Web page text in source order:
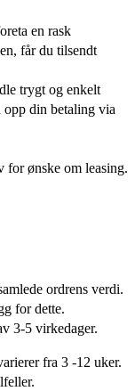
en rask
får du tilsendt
trygt og enkelt
opp din betaling via
for ønske om leasing.
ordrens verdi.
for dette.
3-5 virkedager.
fra 3 -12 uker.